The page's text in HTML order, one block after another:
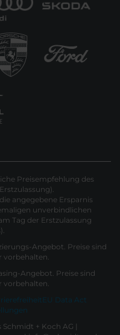
Preisempfehlung des
angegebene Ersparnis
unverbindlichen
Tag der Erstzulassung
Angebot. Preise sind
vorbehalten.
Angebot. Preise sind
vorbehalten.
EU Data Act
+ Koch AG |